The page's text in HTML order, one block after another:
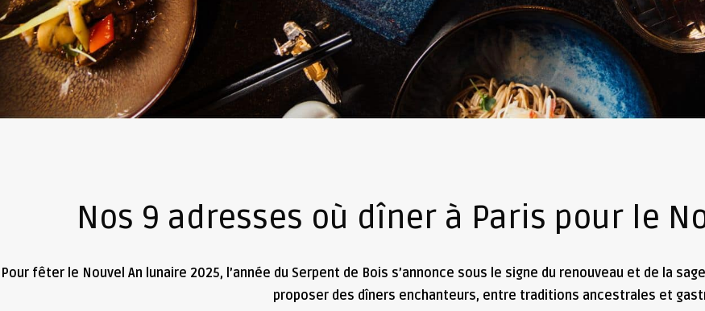
Nos 9 adresses où dîner à Paris pour le
Pour fêter le Nouvel An lunaire 2025, l’année du Serpent de Bois s’annonce sous le signe du renouveau et de la
proposer des dîners enchanteurs, entre traditions ancestrales et